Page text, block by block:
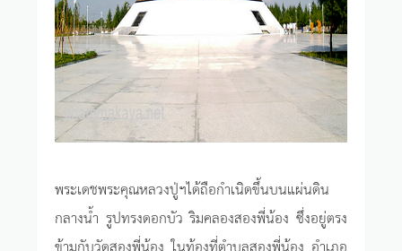
พระเดชพระคุณหลวงปู่ฯได้ถือกำเนิดขึ้นบนแผ่นดิน
กลางน้ำ รูปทรงดอกบัว ริมคลองสองพี่น้อง ซึ่งอยู่ตรง
ข้ามกับวัดสองพี่น้อง ในท้องที่ตำบลสองพี่น้อง อำเภอ